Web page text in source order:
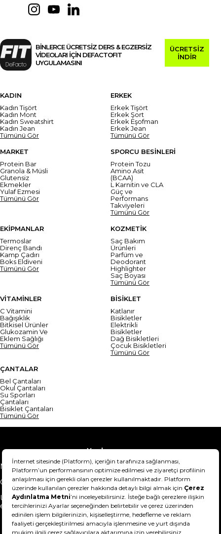
BİNLERCE ÜCRETSİZ DERS & EGZERSİZ
VİDEOLARI İÇİN DEFACTOFIT
UYGULAMASINI
ÜCRETSİZ
İNDİR
KADIN
Kadın Tişört
Kadın Mont
Kadın Sweatshirt
Kadın Jean
Tümünü Gör
ERKEK
Erkek Tişört
Erkek Şort
Erkek Eşofman
Erkek Jean
Tümünü Gör
MARKET
Protein Bar
Granola & Müsli
Glutensiz
Ekmekler
Yulaf Ezmesi
Tümünü Gör
SPORCU BESİNLERİ
Protein Tozu
Amino Asit
(BCAA)
L Karnitin ve CLA
Güç ve
Performans
Takviyeleri
Tümünü Gör
EKİPMANLAR
Termoslar
Direnç Bandı
Kamp Çadırı
Boks Eldiveni
Tümünü Gör
KOZMETİK
Saç Bakım
Ürünleri
Parfüm ve
Deodorant
Highlighter
Saç Boyası
Tümünü Gör
VİTAMİNLER
C Vitamini
Bağışıklık
Bitkisel Ürünler
Glukozamin Ve
Eklem Sağlığı
Tümünü Gör
BİSİKLET
Katlanır
Bisikletler
Elektrikli
Bisikletler
Dağ Bisikletleri
Çocuk Bisikletleri
Tümünü Gör
ÇANTALAR
Bel Çantaları
Okul Çantaları
Su Sporları
Çantaları
Bisiklet Çantaları
Tümünü Gör
Yardım
Mesafeli Satış Sözleşmesi
Teslimat Bilgisi
Gizlilik Sözleşmesi
Şartlar & Koşullar
Ürünümü nasıl iade
edebilirim?
Hakkımızda